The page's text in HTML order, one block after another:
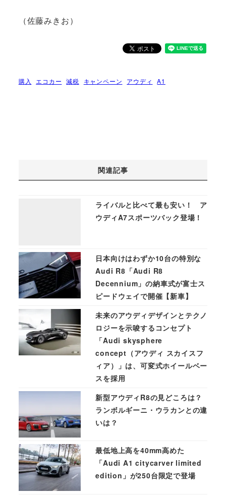
（佐藤みきお）
購入 エコカー 減税 キャンペーン アウディ A1
関連記事
ライバルと比べて最も安い！ ア
ウディA7スポーツバック登場！
日本向けはわずか10台の特別な
Audi R8「Audi R8
Decennium」の納車式が富士ス
ピードウェイで開催【新車】
未来のアウディデザインとテクノ
ロジーを示唆するコンセプト
「Audi skysphere
concept（アウディ スカイスフ
ィア）」は、可変式ホイールベー
スを採用
新型アウディR8の見どころは？
ランボルギーニ・ウラカンとの違
いは？
最低地上高を40mm高めた
「Audi A1 citycarver limited
edition」が250台限定で登場